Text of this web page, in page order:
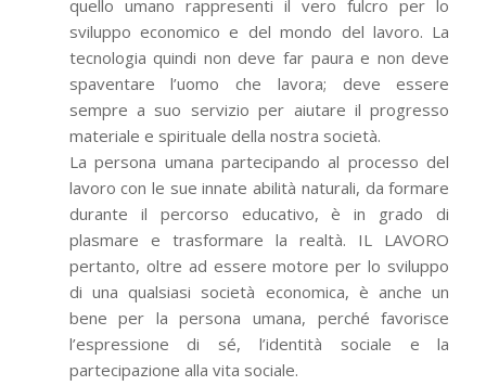
quello umano rappresenti il vero fulcro per lo
sviluppo economico e del mondo del lavoro. La
tecnologia quindi non deve far paura e non deve
spaventare l’uomo che lavora; deve essere
sempre a suo servizio per aiutare il progresso
materiale e spirituale della nostra società.
La persona umana partecipando al processo del
lavoro con le sue innate abilità naturali, da formare
durante il percorso educativo, è in grado di
plasmare e trasformare la realtà. IL LAVORO
pertanto, oltre ad essere motore per lo sviluppo
di una qualsiasi società economica, è anche un
bene per la persona umana, perché favorisce
l’espressione di sé, l’identità sociale e la
partecipazione alla vita sociale.